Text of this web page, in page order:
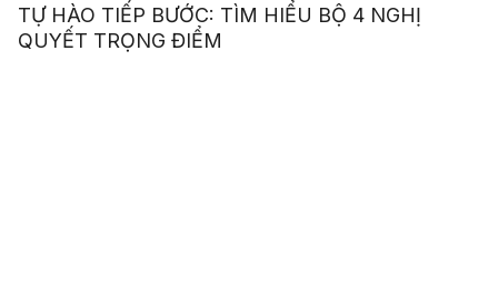
TỰ HÀO TIẾP BƯỚC: TÌM HIỂU BỘ 4 NGHỊ
QUYẾT TRỌNG ĐIỂM